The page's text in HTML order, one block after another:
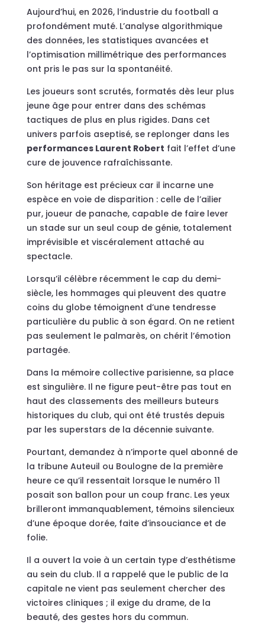
Aujourd’hui, en 2026, l’industrie du football a
profondément muté. L’analyse algorithmique
des données, les statistiques avancées et
l’optimisation millimétrique des performances
ont pris le pas sur la spontanéité.
Les joueurs sont scrutés, formatés dès leur plus
jeune âge pour entrer dans des schémas
tactiques de plus en plus rigides. Dans cet
univers parfois aseptisé, se replonger dans les
performances Laurent Robert fait l’effet d’une
cure de jouvence rafraîchissante.
Son héritage est précieux car il incarne une
espèce en voie de disparition : celle de l’ailier
pur, joueur de panache, capable de faire lever
un stade sur un seul coup de génie, totalement
imprévisible et viscéralement attaché au
spectacle.
Lorsqu’il célèbre récemment le cap du demi-
siècle, les hommages qui pleuvent des quatre
coins du globe témoignent d’une tendresse
particulière du public à son égard. On ne retient
pas seulement le palmarès, on chérit l’émotion
partagée.
Dans la mémoire collective parisienne, sa place
est singulière. Il ne figure peut-être pas tout en
haut des classements des meilleurs buteurs
historiques du club, qui ont été trustés depuis
par les superstars de la décennie suivante.
Pourtant, demandez à n’importe quel abonné de
la tribune Auteuil ou Boulogne de la première
heure ce qu’il ressentait lorsque le numéro 11
posait son ballon pour un coup franc. Les yeux
brilleront immanquablement, témoins silencieux
d’une époque dorée, faite d’insouciance et de
folie.
Il a ouvert la voie à un certain type d’esthétisme
au sein du club. Il a rappelé que le public de la
capitale ne vient pas seulement chercher des
victoires cliniques ; il exige du drame, de la
beauté, des gestes hors du commun.